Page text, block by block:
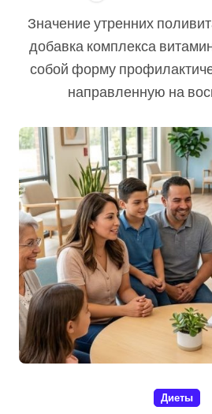
Значение утренних поливитаминов Утренняя
добавка комплекса
собой форму
направленную на
Диеты